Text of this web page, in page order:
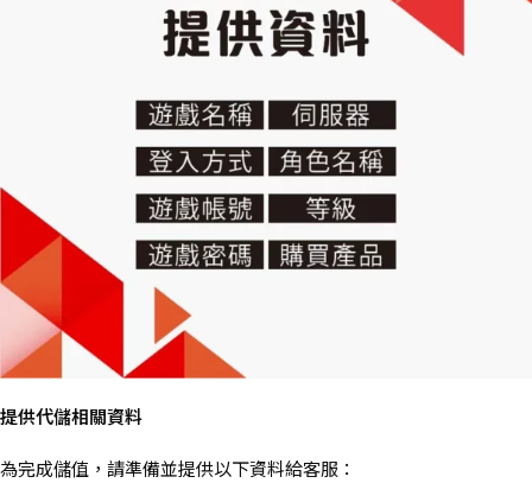
提供代儲相關資料
為完成儲值，請準備並提供以下資料給客服：